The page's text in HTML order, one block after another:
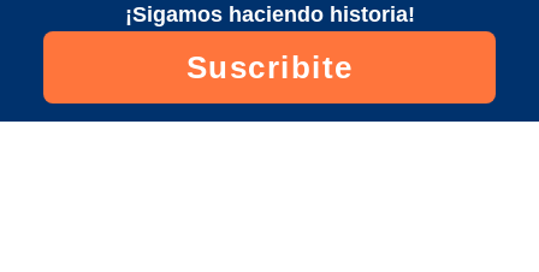
¡Sigamos haciendo historia!
Suscribite